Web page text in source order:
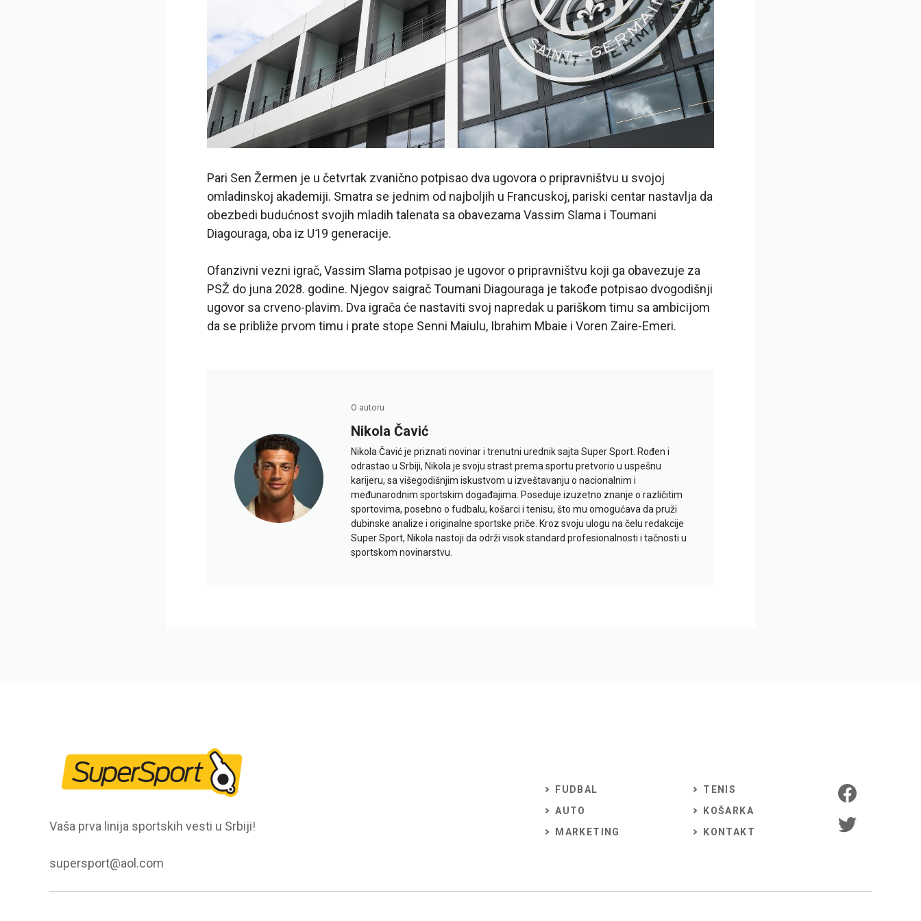
Pari Sen Žermen je u četvrtak zvanično potpisao dva ugovora o pripravništvu u svojoj
omladinskoj akademiji. Smatra se jednim od najboljih u Francuskoj, pariski centar nastavlja da
obezbedi budućnost svojih mladih talenata sa obavezama Vassim Slama i Toumani
Diagouraga, oba iz U19 generacije.
Ofanzivni vezni igrač, Vassim Slama potpisao je ugovor o pripravništvu koji ga obavezuje za
PSŽ do juna 2028. godine. Njegov saigrač Toumani Diagouraga je takođe potpisao dvogodišnji
ugovor sa crveno-plavim. Dva igrača će nastaviti svoj napredak u pariškom timu sa ambicijom
da se približe prvom timu i prate stope Senni Maiulu, Ibrahim Mbaie i Voren Zaire-Emeri.
O autoru
Nikola Čavić
Nikola Čavić je priznati novinar i trenutni urednik sajta Super Sport. Rođen i
odrastao u Srbiji, Nikola je svoju strast prema sportu pretvorio u uspešnu
karijeru, sa višegodišnjim iskustvom u izveštavanju o nacionalnim i
međunarodnim sportskim događajima. Poseduje izuzetno znanje o različitim
sportovima, posebno o fudbalu, košarci i tenisu, što mu omogućava da pruži
dubinske analize i originalne sportske priče. Kroz svoju ulogu na čelu redakcije
Super Sport, Nikola nastoji da održi visok standard profesionalnosti i tačnosti u
sportskom novinarstvu.
Vaša prva linija sportskih vesti u Srbiji!
supersport@aol.com
FUDBAL
AUTO
MARKETING
TENIS
KOŠARKA
KONTAKT